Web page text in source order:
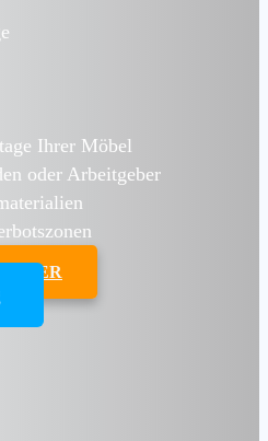
Ihrer Möbel
oder Arbeitgeber